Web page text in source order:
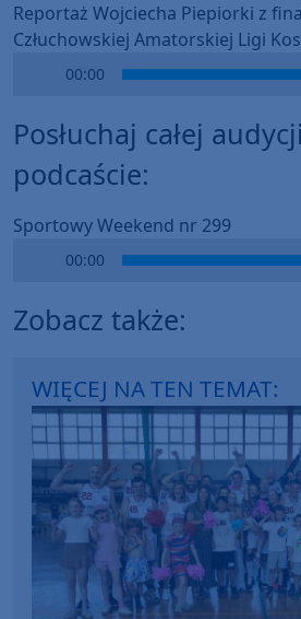
Reportaż Wojciecha Piepiorki z
Człuchowskiej Amatorskiej Ligi
00:00
Posłuchaj całej
podcaście:
Sportowy Weekend nr 299
00:00
Zobacz także:
WIĘCEJ NA TEN TEMAT: